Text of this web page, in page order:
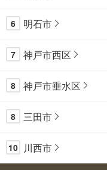
6 明石市
7 神戸市西区
8 神戸市垂水区
8 三田市
10 川西市